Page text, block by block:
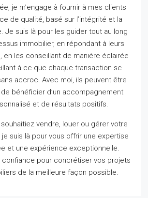
je m’engage à fournir à mes clients
de qualité, basé sur l’intégrité et la
Je suis là pour les guider tout au long
immobilier, en répondant à leurs
en les conseillant de manière éclairée
à ce que chaque transaction se
accroc. Avec moi, ils peuvent être
bénéficier d’un accompagnement
et de résultats positifs.
souhaitiez vendre, louer ou gérer votre
suis là pour vous offrir une expertise
et une expérience exceptionnelle.
confiance pour concrétiser vos projets
de la meilleure façon possible.